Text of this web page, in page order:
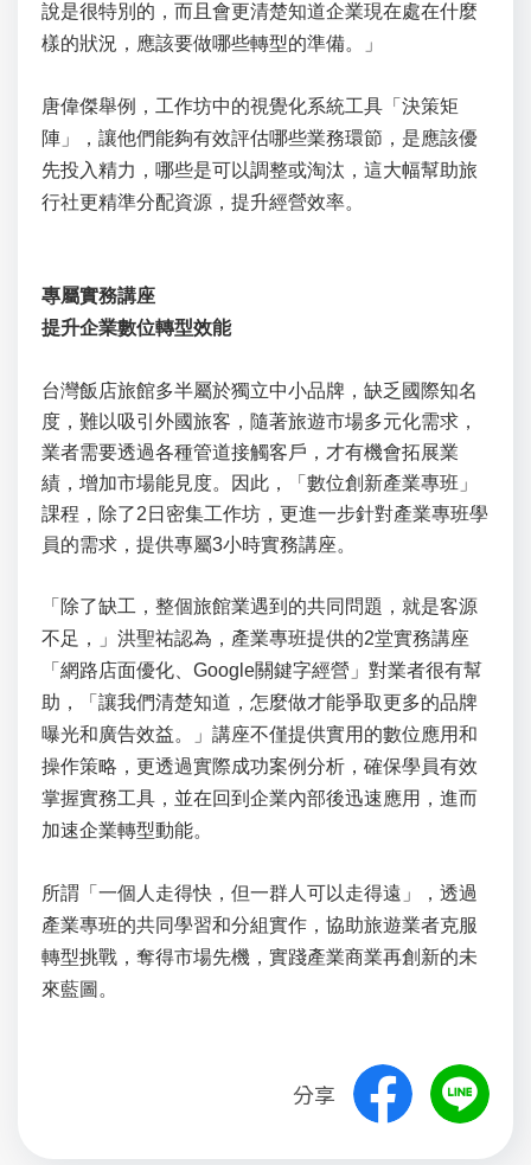
說是很特別的，而且會更清楚知道企業現在處在什麼
樣的狀況，應該要做哪些轉型的準備。」
唐偉傑舉例，工作坊中的視覺化系統工具「決策矩
陣」，讓他們能夠有效評估哪些業務環節，是應該優
先投入精力，哪些是可以調整或淘汰，這大幅幫助旅
行社更精準分配資源，提升經營效率。
專屬實務講座
提升企業數位轉型效能
台灣飯店旅館多半屬於獨立中小品牌，缺乏國際知名
度，難以吸引外國旅客，隨著旅遊市場多元化需求，
業者需要透過各種管道接觸客戶，才有機會拓展業
績，增加市場能見度。因此，「數位創新產業專班」
課程，除了2日密集工作坊，更進一步針對產業專班學
員的需求，提供專屬3小時實務講座。
「除了缺工，整個旅館業遇到的共同問題，就是客源
不足，」洪聖祐認為，產業專班提供的2堂實務講座
「網路店面優化、Google關鍵字經營」對業者很有幫
助，「讓我們清楚知道，怎麼做才能爭取更多的品牌
曝光和廣告效益。」講座不僅提供實用的數位應用和
操作策略，更透過實際成功案例分析，確保學員有效
掌握實務工具，並在回到企業內部後迅速應用，進而
加速企業轉型動能。
所謂「一個人走得快，但一群人可以走得遠」，透過
產業專班的共同學習和分組實作，協助旅遊業者克服
轉型挑戰，奪得市場先機，實踐產業商業再創新的未
來藍圖。
分享